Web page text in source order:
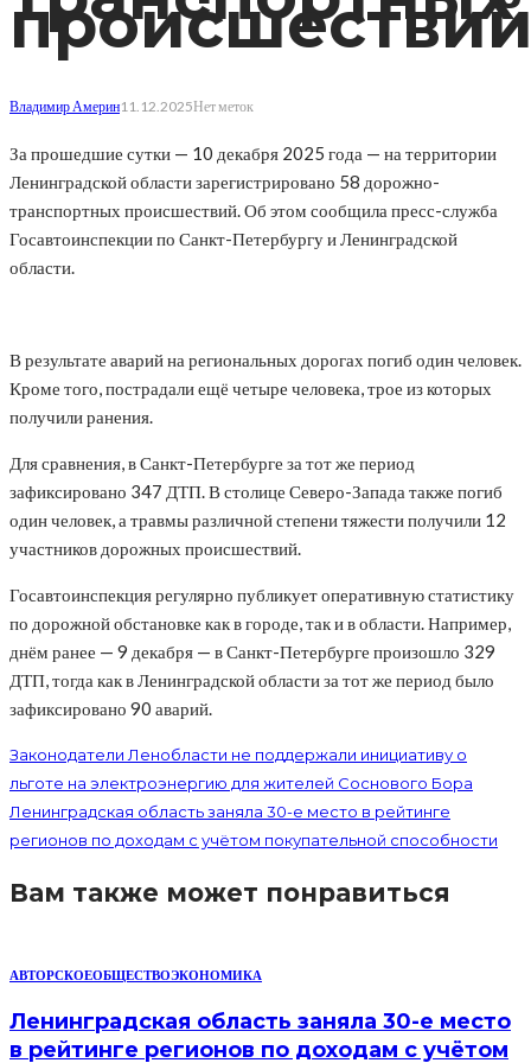
Владимир Америн11.12.2025Нет меток
За прошедшие сутки — 10 декабря 2025 года — на территории
Ленинградской области зарегистрировано 58 дорожно-
транспортных происшествий. Об этом сообщила пресс-служба
Госавтоинспекции по Санкт-Петербургу и Ленинградской
области.
В результате аварий на региональных дорогах погиб один человек.
Кроме того, пострадали ещё четыре человека, трое из которых
получили ранения.
Для сравнения, в Санкт-Петербурге за тот же период
зафиксировано 347 ДТП. В столице Северо-Запада также погиб
один человек, а травмы различной степени тяжести получили 12
участников дорожных происшествий.
Госавтоинспекция регулярно публикует оперативную статистику
по дорожной обстановке как в городе, так и в области. Например,
днём ранее — 9 декабря — в Санкт-Петербурге произошло 329
ДТП, тогда как в Ленинградской области за тот же период было
зафиксировано 90 аварий.
Законодатели Ленобласти не поддержали инициативу о
льготе на электроэнергию для жителей Соснового Бора
Ленинградская область заняла 30-е место в рейтинге
регионов по доходам с учётом покупательной способности
Вам также может понравиться
АВТОРСКОЕОБЩЕСТВОЭКОНОМИКА
Ленинградская область заняла 30-е место
в рейтинге регионов по доходам с учётом